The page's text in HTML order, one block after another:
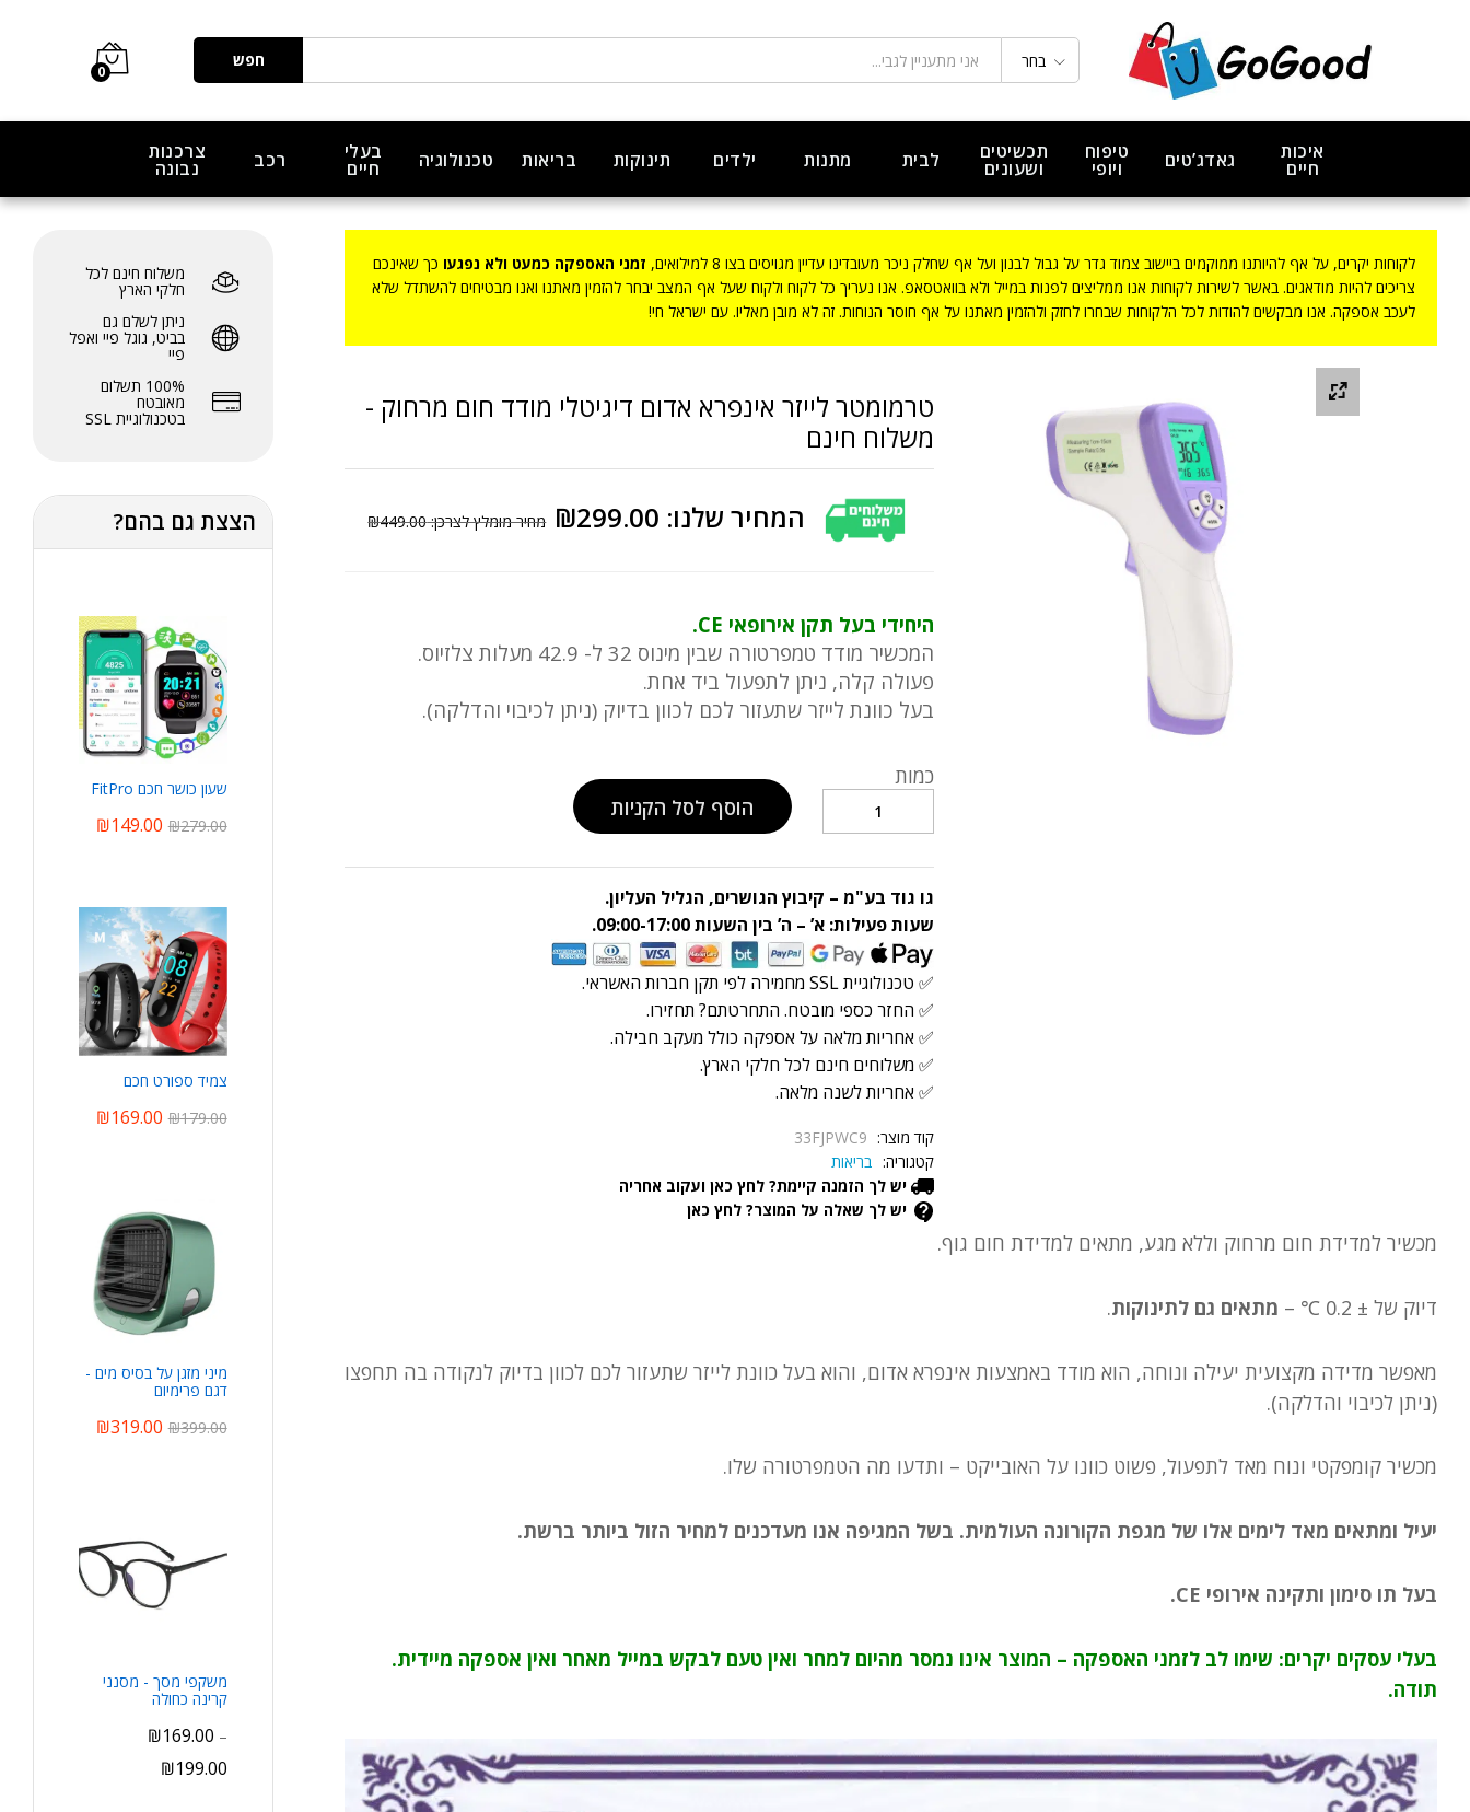
בחר חפש
0
איכות
חיים גאדג’טים טיפוח
ויופי
תכשיטים
ושעונים לבית מתנות ילדים תינוקות בריאות טכנולוגיה בעלי
חיים רכב צרכנות
נבונה
לקוחות יקרים, על אף להיותנו ממוקמים ביישוב צמוד גדר על גבול לבנון ועל אף שחלק ניכר מעובדינו עדיין מגויסים בצו 8 למילואים, זמני האספקה כמעט ולא נפגעו כך שאינכם
צריכים להיות מודאגים. באשר לשירות לקוחות אנו ממליצים לפנות במייל ולא בוואטסאפ. אנו נעריך כל לקוח ולקוח שעל אף המצב יבחר להזמין מאתנו ואנו מבטיחים להשתדל שלא
לעכב אספקה. אנו מבקשים להודות לכל הלקוחות שבחרו לחזק ולהזמין מאתנו על אף חוסר הנוחות. זה לא מובן מאליו. עם ישראל חי!
טרמומטר לייזר אינפרא אדום דיגיטלי מודד חום מרחוק
₪299.00
₪449.00
היחידי בעל תקן אירופאי CE.
המכשיר מודד טמפרטורה שבין מינוס 32 ל- 42.9 מעלות צלזיוס.
פעולה קלה, ניתן לתפעול ביד אחת.
בעל כוונת לייזר שתעזור לכם לכוון בדיוק (ניתן לכיבוי והדלקה).
טרמומטר
דיגיטלי
מודד
חום
מרחוק
quantity
כמות
הוסף לסל הקניות
גו גוד בע"מ – קיבוץ הגושרים, הגליל העליון.
שעות פעילות: א’ – ה’ בין השעות 09:00-17:00.
✅ טכנולוגיית SSL מחמירה לפי תקן חברות האשראי.
✅ החזר כספי מובטח. התחרטתם? תחזירו.
✅ אחריות מלאה על אספקה כולל מעקב חבילה.
✅ משלוחים חינם לכל חלקי הארץ.
✅ אחריות לשנה מלאה.
קוד מוצר: 33FJPWC9
קטגוריה: בריאות
יש לך הזמנה קיימת? לחץ כאן ועקוב אחריה
יש לך שאלה על המוצר? לחץ כאן
מכשיר למדידת חום מרחוק וללא מגע, מתאים למדידת חום גוף.
דיוק של ± 0.2 ℃ – מתאים גם לתינוקות.
מאפשר מדידה מקצועית יעילה ונוחה, הוא מודד באמצעות אינפרא אדום, והוא בעל כוונת לייזר שתעזור לכם לכוון בדיוק לנקודה בה תחפצו
(ניתן לכיבוי והדלקה).
מכשיר קומפקטי ונוח מאד לתפעול, פשוט כוונו על האובייקט – ותדעו מה הטמפרטורה שלו.
יעיל ומתאים מאד לימים אלו של מגפת הקורונה העולמית. בשל המגיפה אנו מעדכנים למחיר הזול ביותר ברשת.
בעל תו סימון ותקינה אירופי CE.
בעלי עסקים יקרים: שימו לב לזמני האספקה – המוצר אינו נמסר מהיום למחר ואין טעם לבקש במייל מאחר ואין אספקה מיידית.
תודה.
משלוח חינם לכל
חלקי הארץ
ניתן לשלם גם
בביט, גוגל פיי ואפל
פיי
100% תשלום
מאובטח
בטכנולוגיית SSL
הצצת גם בהם?
שעון כושר חכם FitPro
₪149.00 ₪279.00
צמיד ספורט חכם
₪169.00 ₪179.00
מיני מזגן על בסיס מים -
דגם פרימיום
₪319.00 ₪399.00
משקפי מסך - מסנני
קרינה כחולה
₪169.00 –
₪199.00
₪449.00